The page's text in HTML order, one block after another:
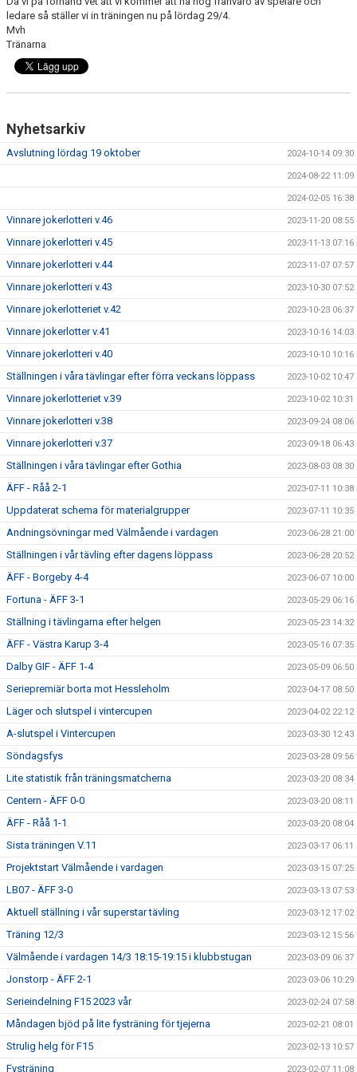
KONTAKT
MEDLEMSANMÄLAN
ledare så ställer vi in träningen nu på lördag 29/4.
Mvh
Tränarna
Nyhetsarkiv
Avslutning lördag 19 oktober 2024-10-14 09:30
2024-08-22 11:09
2024-02-05 16:38
Vinnare jokerlotteri v.46 2023-11-20 08:55
Vinnare jokerlotteri v.45 2023-11-13 07:16
Vinnare jokerlotteri v.44 2023-11-07 07:57
Vinnare jokerlotteri v.43 2023-10-30 07:52
Vinnare jokerlotteriet v.42 2023-10-23 06:37
Vinnare jokerlotter v.41 2023-10-16 14:03
Vinnare jokerlotteri v.40 2023-10-10 10:16
Ställningen i våra tävlingar efter förra veckans löppass 2023-10-02 10:47
Vinnare jokerlotteriet v.39 2023-10-02 10:31
Vinnare jokerlotteri v.38 2023-09-24 08:06
Vinnare jokerlotteri v.37 2023-09-18 06:43
Ställningen i våra tävlingar efter Gothia 2023-08-03 08:30
ÄFF - Råå 2-1 2023-07-11 10:38
Uppdaterat schema för materialgrupper 2023-07-11 10:35
Andningsövningar med Välmående i vardagen 2023-06-28 21:00
Ställningen i vår tävling efter dagens löppass 2023-06-28 20:52
ÄFF - Borgeby 4-4 2023-06-07 10:00
Fortuna - ÄFF 3-1 2023-05-29 06:16
Ställning i tävlingarna efter helgen 2023-05-23 14:32
ÄFF - Västra Karup 3-4 2023-05-16 07:35
Dalby GIF - ÄFF 1-4 2023-05-09 06:50
Seriepremiär borta mot Hessleholm 2023-04-17 08:50
Läger och slutspel i vintercupen 2023-04-02 22:12
A-slutspel i Vintercupen 2023-03-30 12:43
Söndagsfys 2023-03-28 09:56
Lite statistik från träningsmatcherna 2023-03-20 08:34
Centern - ÄFF 0-0 2023-03-20 08:11
ÄFF - Råå 1-1 2023-03-20 08:04
Sista träningen V.11 2023-03-17 06:11
Projektstart Välmående i vardagen 2023-03-15 07:25
LB07 - ÄFF 3-0 2023-03-13 07:53
Aktuell ställning i vår superstar tävling 2023-03-12 17:02
Träning 12/3 2023-03-12 15:56
Välmående i vardagen 14/3 18:15-19:15 i klubbstugan 2023-03-09 06:37
Jonstorp - ÄFF 2-1 2023-03-06 10:29
Serieindelning F15 2023 vår 2023-02-24 07:58
Måndagen bjöd på lite fysträning för tjejerna 2023-02-21 08:01
Strulig helg för F15 2023-02-13 10:57
Fysträning 2023-02-07 11:08